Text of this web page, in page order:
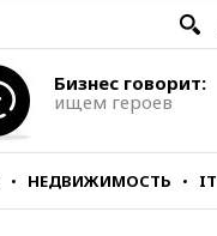
Бизнес говорит:
ищем героев
НЕДВИЖИМОСТЬ IT